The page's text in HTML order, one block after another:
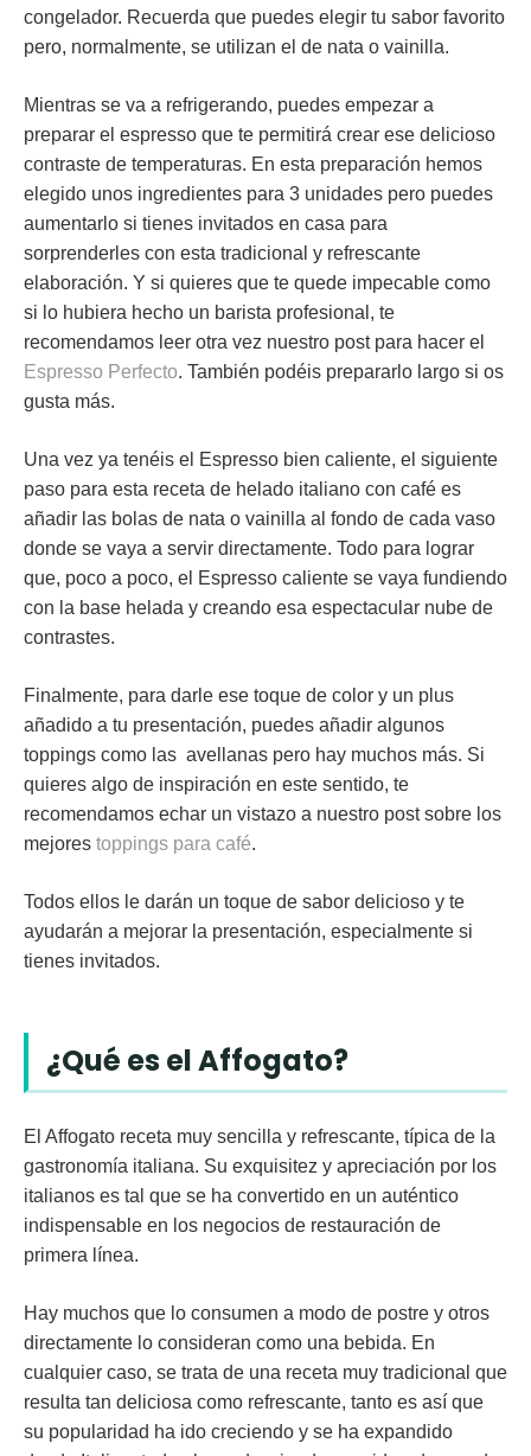
congelador. Recuerda que puedes elegir tu sabor favorito
pero, normalmente, se utilizan el de nata o vainilla.
Mientras se va a refrigerando, puedes empezar a
preparar el espresso que te permitirá crear ese delicioso
contraste de temperaturas. En esta preparación hemos
elegido unos ingredientes para 3 unidades pero puedes
aumentarlo si tienes invitados en casa para
sorprenderles con esta tradicional y refrescante
elaboración. Y si quieres que te quede impecable como
si lo hubiera hecho un barista profesional, te
recomendamos leer otra vez nuestro post para hacer el
Espresso Perfecto. También podéis prepararlo largo si os
gusta más.
Una vez ya tenéis el Espresso bien caliente, el siguiente
paso para esta receta de helado italiano con café es
añadir las bolas de nata o vainilla al fondo de cada vaso
donde se vaya a servir directamente. Todo para lograr
que, poco a poco, el Espresso caliente se vaya fundiendo
con la base helada y creando esa espectacular nube de
contrastes.
Finalmente, para darle ese toque de color y un plus
añadido a tu presentación, puedes añadir algunos
toppings como las avellanas pero hay muchos más. Si
quieres algo de inspiración en este sentido, te
recomendamos echar un vistazo a nuestro post sobre los
mejores toppings para café.
Todos ellos le darán un toque de sabor delicioso y te
ayudarán a mejorar la presentación, especialmente si
tienes invitados.
¿Qué es el Affogato?
El Affogato receta muy sencilla y refrescante, típica de la
gastronomía italiana. Su exquisitez y apreciación por los
italianos es tal que se ha convertido en un auténtico
indispensable en los negocios de restauración de
primera línea.
Hay muchos que lo consumen a modo de postre y otros
directamente lo consideran como una bebida. En
cualquier caso, se trata de una receta muy tradicional que
resulta tan deliciosa como refrescante, tanto es así que
su popularidad ha ido creciendo y se ha expandido